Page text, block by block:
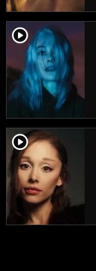
player2
player2